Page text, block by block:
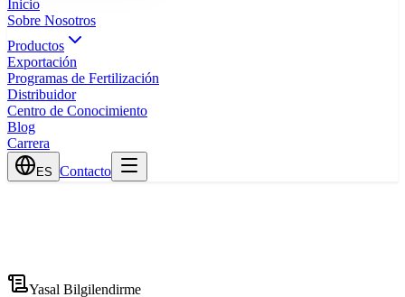
Inicio
Sobre Nosotros
Productos
Exportación
Programas de Fertilización
Distribuidor
Centro de Conocimiento
Blog
Carrera
ES Contacto
Yasal Bilgilendirme